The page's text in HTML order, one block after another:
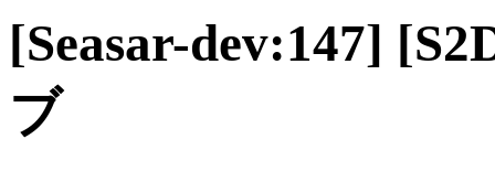
[Seasar-dev:147]
ブ